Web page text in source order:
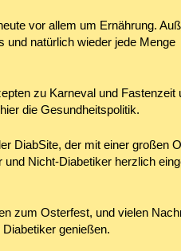
vor allem um Ernährung.
und natürlich wieder jede Menge
zu Karneval und Fastenzeit
die Gesundheitspolitik.
DiabSite, der mit einer großen
Nicht-Diabetiker herzlich
zum Osterfest, und vielen
genießen.